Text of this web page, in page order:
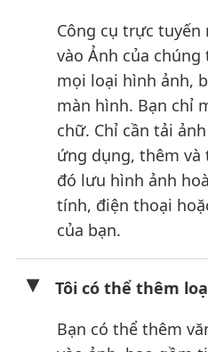
Công cụ trực tuyến
vào Ảnh của
mọi loại hình ảnh,
màn hình. Bạn chỉ
chữ. Chỉ cần tải
ứng dụng, thêm và
đó lưu hình ảnh
tính, điện thoại
của bạn.
Tôi có thể thêm
Bạn có thể thêm